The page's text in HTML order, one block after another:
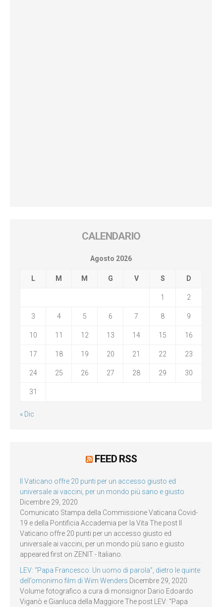
CALENDARIO
Agosto 2026
L M M G V S D
1 2
3 4 5 6 7 8 9
10 11 12 13 14 15 16
17 18 19 20 21 22 23
24 25 26 27 28 29 30
31
« Dic
FEED RSS
Il Vaticano offre 20 punti per un accesso giusto ed
universale ai vaccini, per un mondo più sano e giusto
Dicembre 29, 2020
Comunicato Stampa della Commissione Vaticana Covid-
19 e della Pontificia Accademia per la Vita The post Il
Vaticano offre 20 punti per un accesso giusto ed
universale ai vaccini, per un mondo più sano e giusto
appeared first on ZENIT - Italiano.
LEV: “Papa Francesco. Un uomo di parola”, dietro le quinte
dell’omonimo film di Wim Wenders Dicembre 29, 2020
Volume fotografico a cura di monsignor Dario Edoardo
Viganò e Gianluca della Maggiore The post LEV: “Papa